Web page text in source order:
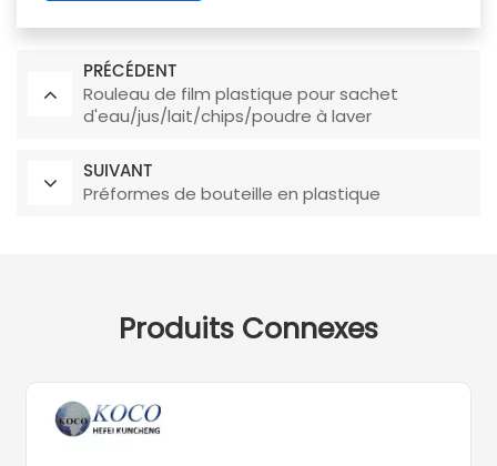
PRÉCÉDENT
Rouleau de film plastique pour sachet
d'eau/jus/lait/chips/poudre à laver
SUIVANT
Préformes de bouteille en plastique
Produits Connexes